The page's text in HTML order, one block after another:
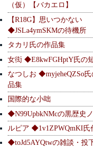
（仮）【バカエロ】
【R18G】思いつかない
◆JSLa4ymSKMの待機所
タカリ氏の作品集
女衒 ◆E8kwFGHptY氏の
なつしお ◆myjeheQZSo氏
品集
国際的な小咄
◆N99UpbkNMcの黒歴史
ルピア ◆1v1ZPWQmKI氏
◆toJd5AYQtwの雑談・投